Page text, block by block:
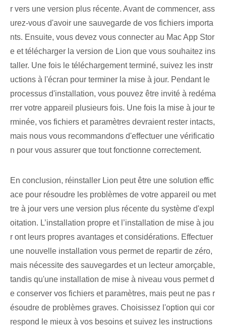
r vers une version plus récente. Avant de commencer, ass
urez-vous d'avoir une sauvegarde de vos fichiers importa
nts. Ensuite, vous devez vous connecter au Mac App Stor
e et télécharger la version de Lion que vous souhaitez ins
taller. Une fois le téléchargement terminé, suivez les instr
uctions à l'écran pour terminer la mise à jour. Pendant le
processus d'installation, vous pouvez être invité à redéma
rrer votre appareil plusieurs fois. Une fois la mise à jour te
rminée, vos fichiers et paramètres devraient rester intacts,
mais nous vous recommandons d'effectuer une vérificatio
n pour vous assurer que tout fonctionne correctement.
En conclusion, réinstaller Lion peut être une solution effic
ace pour résoudre les problèmes de votre appareil ou met
tre à jour vers une version plus récente du système d'expl
oitation. L’installation propre et l’installation de mise à jou
r ont leurs propres avantages et considérations. Effectuer
une nouvelle installation vous permet de repartir de zéro,
mais nécessite des sauvegardes et un lecteur amorçable,
tandis qu'une installation de mise à niveau vous permet d
e conserver vos fichiers et paramètres, mais peut ne pas r
ésoudre de problèmes graves. Choisissez l'option qui cor
respond le mieux à vos besoins et suivez les instructions